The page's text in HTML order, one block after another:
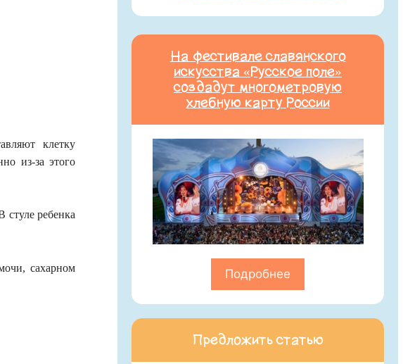
клетку
из-за этого
ребенка
сахарном
На фестивале славянского
искусства «Русское поле»
создадут многометровую
хлебную карту России
Подробнее
Предложить статью